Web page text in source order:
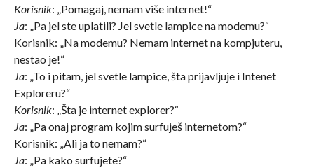
Korisnik: „Pomagaj, nemam više internet!“
Ja: „Pa jel ste uplatili? Jel svetle lampice na modemu?“
Korisnik: „Na modemu? Nemam internet na kompjuteru,
nestao je!“
Ja: „To i pitam, jel svetle lampice, šta prijavljuje i Intenet
Exploreru?“
Korisnik: „Šta je internet explorer?“
Ja: „Pa onaj program kojim surfuješ internetom?“
Korisnik: „Ali ja to nemam?“
Ja: „Pa kako surfujete?“